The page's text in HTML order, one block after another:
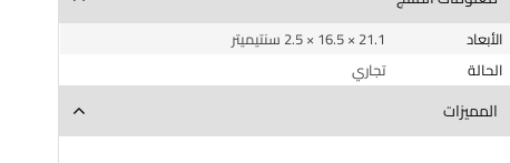
الأبعاد
21.1 × 16.5 × 2.5 سنتيميتر
الحالة
تجاري
المميزات